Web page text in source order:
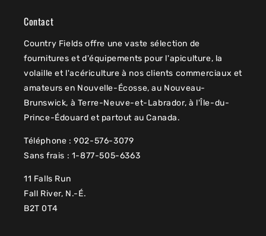
Contact
Country Fields offre une vaste sélection de
fournitures et d'équipements pour l'apiculture, la
volaille et l'acériculture à nos clients commerciaux et
amateurs en Nouvelle-Écosse, au Nouveau-
Brunswick, à Terre-Neuve-et-Labrador, à l'Île-du-
Prince-Édouard et partout au Canada.
Téléphone : 902-576-3079
Sans frais : 1-877-505-6363
11 Falls Run
Fall River, N.-É.
B2T 0T4